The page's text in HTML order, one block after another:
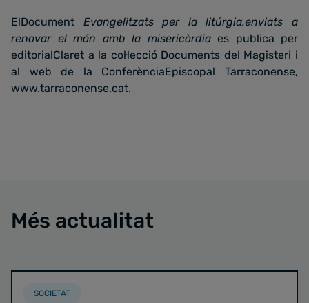
ElDocument Evangelitzats per la litúrgia,enviats a
renovar el món amb la misericòrdiaes publica per
editorialClaret a la col·lecció Documents del Magisteri i
al web de la ConferènciaEpiscopal Tarraconense,
www.tarraconense.cat.
Més actualitat
SOCIETAT